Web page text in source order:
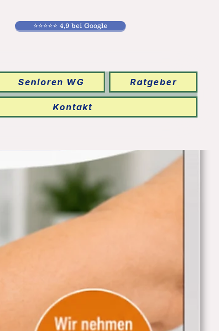
⭐⭐⭐⭐⭐ 4,9 bei Google
Senioren WG Ratgeber
Kontakt